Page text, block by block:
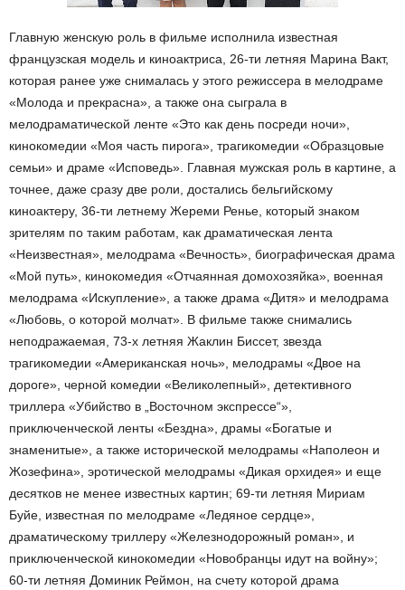
Главную женскую роль в фильме исполнила известная
французская модель и киноактриса, 26-ти летняя Марина Вакт,
которая ранее уже снималась у этого режиссера в мелодраме
«Молода и прекрасна», а также она сыграла в
мелодраматической ленте «Это как день посреди ночи»,
кинокомедии «Моя часть пирога», трагикомедии «Образцовые
семьи» и драме «Исповедь». Главная мужская роль в картине, а
точнее, даже сразу две роли, достались бельгийскому
киноактеру, 36-ти летнему Жереми Ренье, который знаком
зрителям по таким работам, как драматическая лента
«Неизвестная», мелодрама «Вечность», биографическая драма
«Мой путь», кинокомедия «Отчаянная домохозяйка», военная
мелодрама «Искупление», а также драма «Дитя» и мелодрама
«Любовь, о которой молчат». В фильме также снимались
неподражаемая, 73-х летняя Жаклин Биссет, звезда
трагикомедии «Американская ночь», мелодрамы «Двое на
дороге», черной комедии «Великолепный», детективного
триллера «Убийство в „Восточном экспрессе“»,
приключенческой ленты «Бездна», драмы «Богатые и
знаменитые», а также исторической мелодрамы «Наполеон и
Жозефина», эротической мелодрамы «Дикая орхидея» и еще
десятков не менее известных картин; 69-ти летняя Мириам
Буйе, известная по мелодраме «Ледяное сердце»,
драматическому триллеру «Железнодорожный роман», и
приключенческой кинокомедии «Новобранцы идут на войну»;
60-ти летняя Доминик Реймон, на счету которой драма